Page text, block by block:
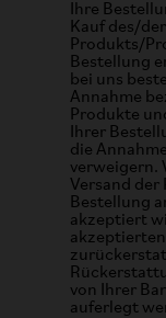
Ihre
Kauf des/
Produkts/
Bestellung
bei uns
Annahme
Produkte
Ihrer
die
verweigern.
Versand
Bestellung
akzeptiert
von Ihrer
auferlegt